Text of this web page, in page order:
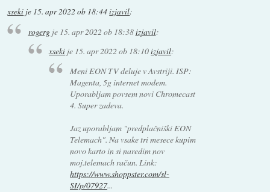
xseki je 15. apr 2022 ob 18:44izjavil:
rogergje 15. apr 2022 ob 18:38izjavil:
xseki je 15. apr 2022 ob 18:10izjavil:
Meni EON TV deluje v Avstriji. ISP:
Magenta, 5g internet modem.
Uporabljam povsem novi Chromecast
4. Super zadeva.
Jaz uporabljam "predplačniški EON
Telemach". Na vsake tri mesece kupim
novo karto in si naredim nov
moj.telemach račun. Link:
https://www.shoppster.com/sl-
SI/p/07927...